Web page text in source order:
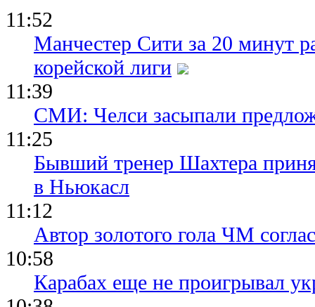
11:52
Манчестер Сити за 20 минут
корейской лиги
11:39
СМИ: Челси засыпали
11:25
Бывший тренер Шахтера
в Ньюкасл
11:12
Автор золотого гола ЧМ
10:58
Карабах еще не проигрывал